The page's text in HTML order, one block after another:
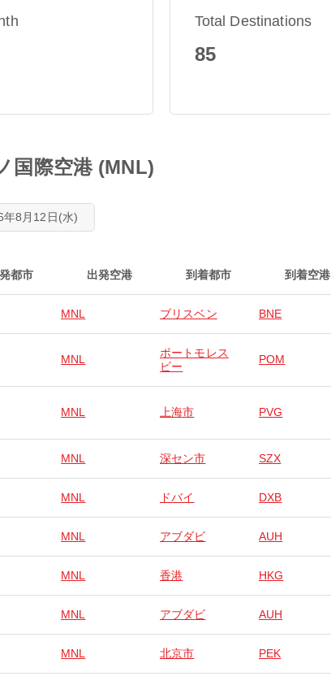
Total Destinations
85
国際空港 (MNL)
年8月12日(水)
都市 出発空港 到着都市 到着空港
MNL ブリスベン BNE
MNL
ポートモレス
ビー
POM
MNL 上海市 PVG
MNL 深セン市 SZX
MNL ドバイ DXB
MNL アブダビ AUH
MNL 香港 HKG
MNL アブダビ AUH
MNL 北京市 PEK